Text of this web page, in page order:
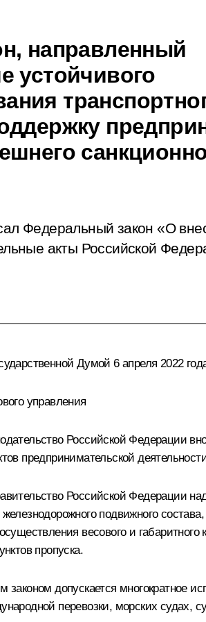
направленный
устойчивого
Федеральный закон «О
акты Российской
Думой 6 апреля 2022
управления
Российской Федерации
предпринимательской
Российской Федерации
подвижного
весового и
пропуска.
законом допускается многократное
перевозки, морских судах,